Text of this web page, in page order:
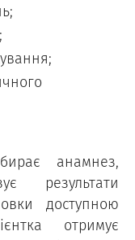
анамнез,
результати
доступною
отримує